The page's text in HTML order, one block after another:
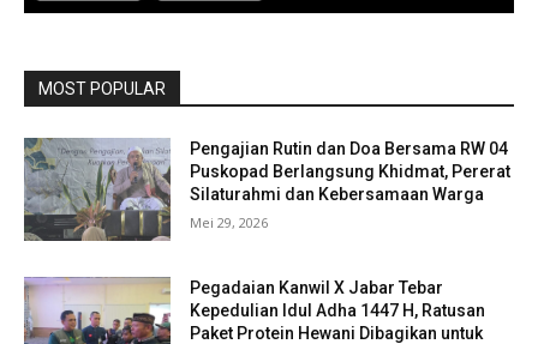
MOST POPULAR
Pengajian Rutin dan Doa Bersama RW 04
Puskopad Berlangsung Khidmat, Pererat
Silaturahmi dan Kebersamaan Warga
Mei 29, 2026
Pegadaian Kanwil X Jabar Tebar
Kepedulian Idul Adha 1447 H, Ratusan
Paket Protein Hewani Dibagikan untuk